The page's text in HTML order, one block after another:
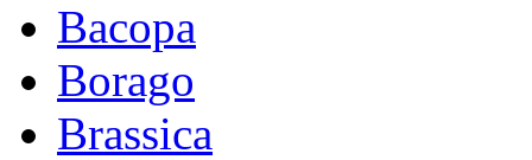
Bacopa
Borago
Brassica